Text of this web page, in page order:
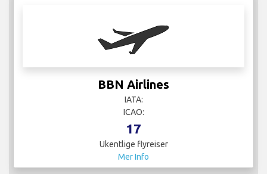
BBN Airlines
IATA:
ICAO:
17
Ukentlige flyreiser
Mer Info